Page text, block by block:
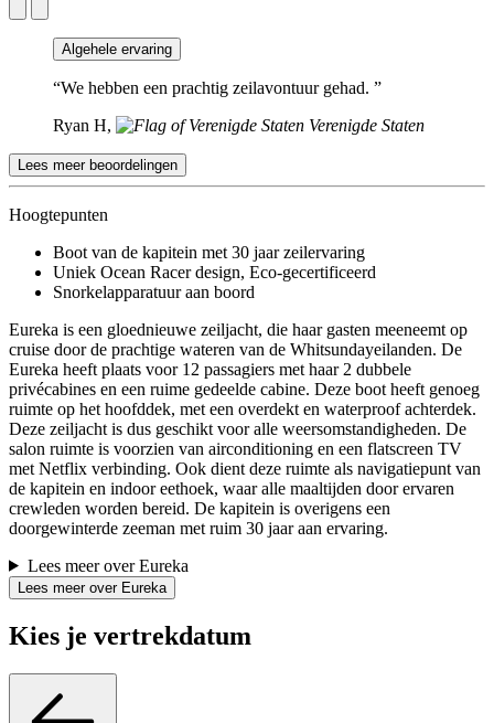
Algehele ervaring
“We hebben een prachtig zeilavontuur gehad. ”
Ryan H,
Verenigde Staten
Lees meer beoordelingen
Hoogtepunten
Boot van de kapitein met 30 jaar zeilervaring
Uniek Ocean Racer design, Eco-gecertificeerd
Snorkelapparatuur aan boord
Eureka is een gloednieuwe zeiljacht, die haar gasten meeneemt op
cruise door de prachtige wateren van de Whitsundayeilanden. De
Eureka heeft plaats voor 12 passagiers met haar 2 dubbele
privécabines en een ruime gedeelde cabine. Deze boot heeft genoeg
ruimte op het hoofddek, met een overdekt en waterproof achterdek.
Deze zeiljacht is dus geschikt voor alle weersomstandigheden. De
salon ruimte is voorzien van airconditioning en een flatscreen TV
met Netflix verbinding. Ook dient deze ruimte als navigatiepunt van
de kapitein en indoor eethoek, waar alle maaltijden door ervaren
crewleden worden bereid. De kapitein is overigens een
doorgewinterde zeeman met ruim 30 jaar aan ervaring.
Lees meer over Eureka
Lees meer over Eureka
Kies je vertrekdatum